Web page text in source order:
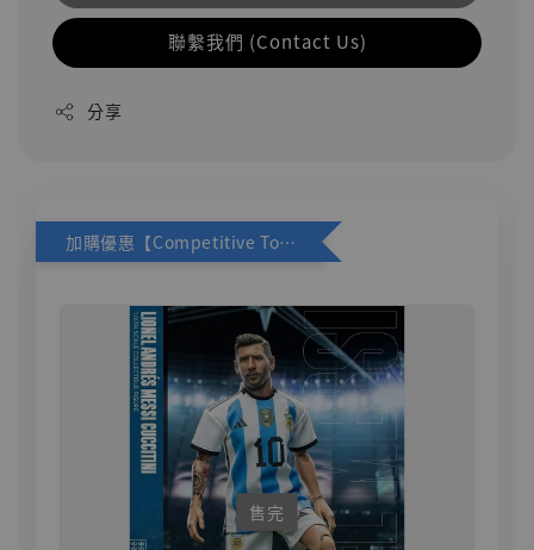
聯繫我們 (Contact Us)
分享
加購優惠【Competitive Toys 梅西 [CM001]】
售完